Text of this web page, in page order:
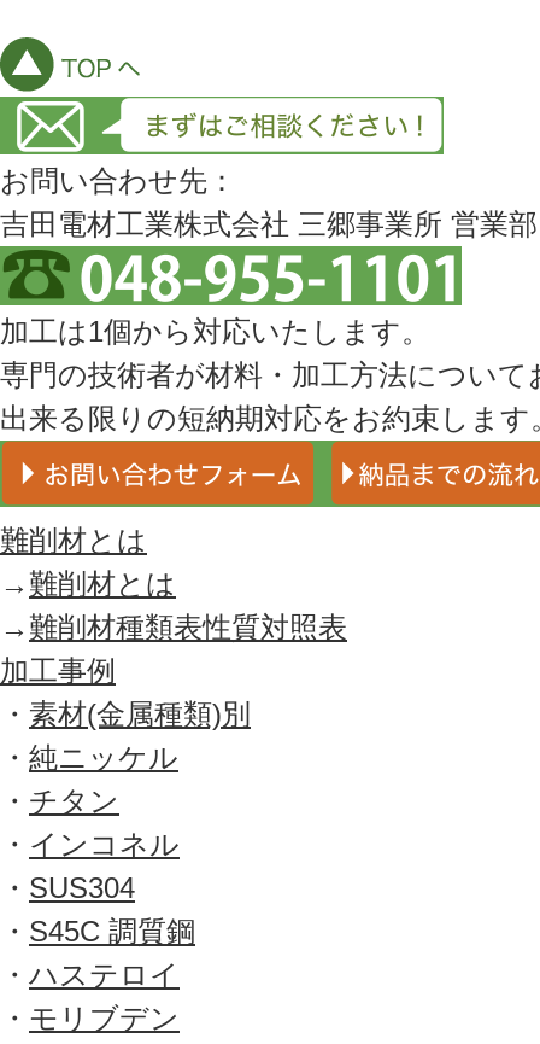
お問い合わせ先：
吉田電材工業株式会社 三郷事業所 営業部
加工は1個から対応いたします。
専門の技術者が材料・加工方法につい
出来る限りの短納期対応をお約束します
難削材とは
→ 難削材とは
→ 難削材種類表性質対照表
加工事例
・ 素材(金属種類)別
・ 純ニッケル
・ チタン
・ インコネル
・ SUS304
・ S45C 調質鋼
・ ハステロイ
・ モリブデン